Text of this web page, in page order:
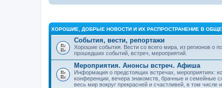
ХОРОШИЕ, ДОБРЫЕ НОВОСТИ И ИХ РАСПРОСТРАНЕНИЕ В
События, вести, репортажи
Хорошие события. Вести со всего мира, из регионов о
прошедших событий, встреч, мероприятий.
Мероприятия. Анонсы встреч. Афиша
Информация о предстоящих встречах, мероприятиях:
конференции, вечера знакомств, брачные и семейные
весь мир вокруг прекрасней и счастливей, в том числе